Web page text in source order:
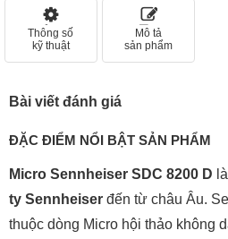
Thông số
kỹ thuật
Mô tả
sản phẩm
Bài viết đánh giá
ĐẶC ĐIỂM NỔI BẬT SẢN PHẨM
Micro Sennheiser SDC 8200 D
ty Sennheiser đến từ châu Âu.
thuộc dòng Micro hội thảo không